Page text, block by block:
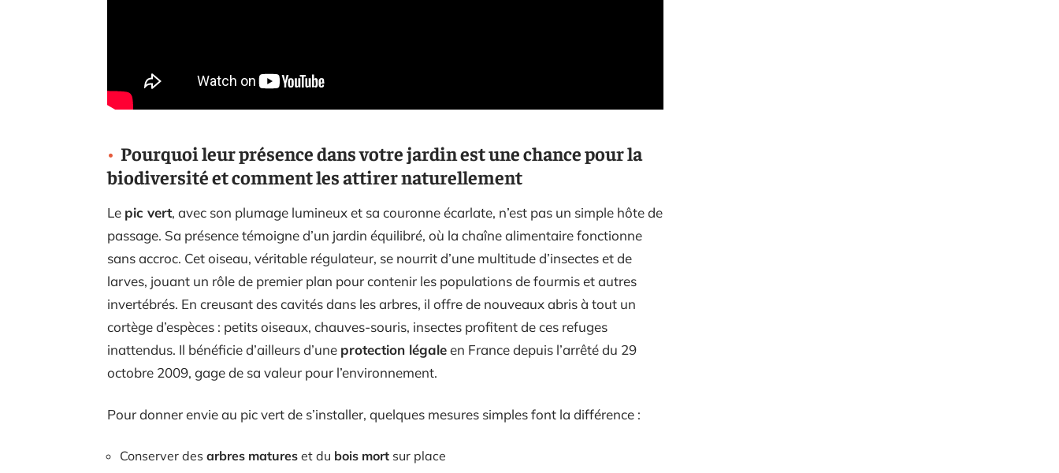
Pourquoi leur présence dans votre jardin est une chance pour la
biodiversité et comment les attirer naturellement
Le pic vert, avec son plumage lumineux et sa couronne écarlate, n’est pas un simple hôte de
passage. Sa présence témoigne d’un jardin équilibré, où la chaîne alimentaire fonctionne
sans accroc. Cet oiseau, véritable régulateur, se nourrit d’une multitude d’insectes et de
larves, jouant un rôle de premier plan pour contenir les populations de fourmis et autres
invertébrés. En creusant des cavités dans les arbres, il offre de nouveaux abris à tout un
cortège d’espèces : petits oiseaux, chauves-souris, insectes profitent de ces refuges
inattendus. Il bénéficie d’ailleurs d’une protection légaleen France depuis l’arrêté du 29
octobre 2009, gage de sa valeur pour l’environnement.
Pour donner envie au pic vert de s’installer, quelques mesures simples font la différence :
Conserver des arbres matures et du bois mort sur place